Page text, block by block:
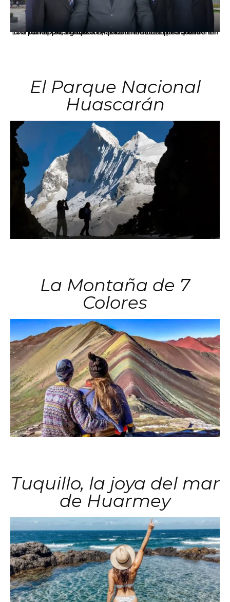
Los principales grupos empresariales del país mantienen una fuerte presencia en Áncash mediante inversiones en comercio, educación, salud e industria pesquera.
El Parque Nacional
Huascarán
La Montaña de 7
Colores
Tuquillo, la joya del mar
de Huarmey